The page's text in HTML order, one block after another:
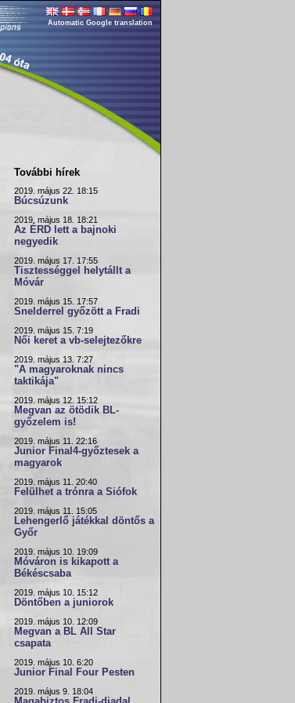
Automatic Google translation
További hírek
2019. május 22. 18:15
Búcsúzunk
2019. május 18. 18:21
Az ÉRD lett a bajnoki
negyedik
2019. május 17. 17:55
Tisztességgel helytállt a
Móvár
2019. május 15. 17:57
Snelderrel győzött a Fradi
2019. május 15. 7:19
Női keret a vb-selejtezőkre
2019. május 13. 7:27
"A magyaroknak nincs
taktikája"
2019. május 12. 15:12
Megvan az ötödik BL-
győzelem is!
2019. május 11. 22:16
Junior Final4-győztesek a
magyarok
2019. május 11. 20:40
Felülhet a trónra a Siófok
2019. május 11. 15:05
Lehengerlő játékkal döntős a
Győr
2019. május 10. 19:09
Móváron is kikapott a
Békéscsaba
2019. május 10. 15:12
Döntőben a juniorok
2019. május 10. 12:09
Megvan a BL All Star
csapata
2019. május 10. 6:20
Junior Final Four Pesten
2019. május 9. 18:04